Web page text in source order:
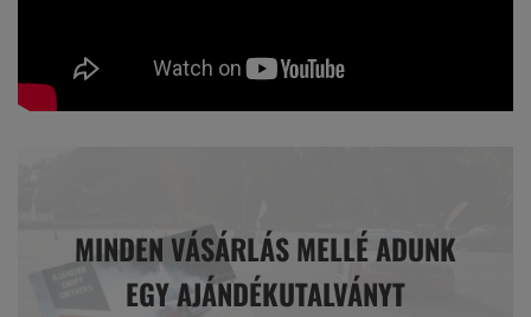
MINDEN VÁSÁRLÁS MELLÉ ADUNK
EGY AJÁNDÉKUTALVÁNYT